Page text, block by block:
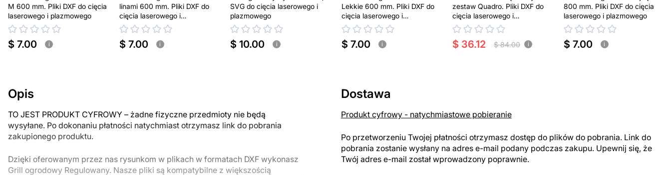
M 600 mm. Pliki DXF do cięcia
laserowego i plazmowego
$ 7.00 i
linami 600 mm. Pliki DXF do
cięcia laserowego i
plazmowego
$ 7.00 i
SVG do cięcia laserowego i
plazmowego
$ 10.00 i
Lekkie 600 mm. Pliki DXF do
cięcia laserowego i
plazmowego
$ 7.00 i
zestaw Quadro. Pliki DXF do
cięcia laserowego i
plazmowego
$ 36.12 $ 84.00 i
800 mm. Pliki DXF do cięcia
laserowego i plazmowego
$ 7.00 i
Opis
TO JEST PRODUKT CYFROWY – żadne fizyczne przedmioty nie będą
wysyłane. Po dokonaniu płatności natychmiast otrzymasz link do pobrania
zakupionego produktu.
Dzięki oferowanym przez nas rysunkom w plikach w formatach DXF wykonasz
Grill ogrodowy Regulowany. Nasze pliki są kompatybilne z większością
Dostawa
Produkt cyfrowy - natychmiastowe pobieranie
Po przetworzeniu Twojej płatności otrzymasz dostęp do plików do pobrania. Link do
pobrania zostanie wysłany na adres e-mail podany podczas zakupu. Upewnij się, że
Twój adres e-mail został wprowadzony poprawnie.